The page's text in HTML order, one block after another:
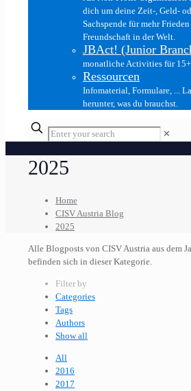
dich um deine Zeit-, Geld-
Sachspende für mehr
Freundschaft in der Welt.
JBAct! (Junior
monatliche Activities für 15+
Ressourcen
Infomaterial, Formulare, ...
herunter, was du brauchst.
✕
2025
Home
CISV Austria Blog
2025
Alle Blogposts von CISV Austria aus dem
befinden sich in dieser Kategorie.
Filter by
Categories
Tags
Authors
Show all
All
2016
2017